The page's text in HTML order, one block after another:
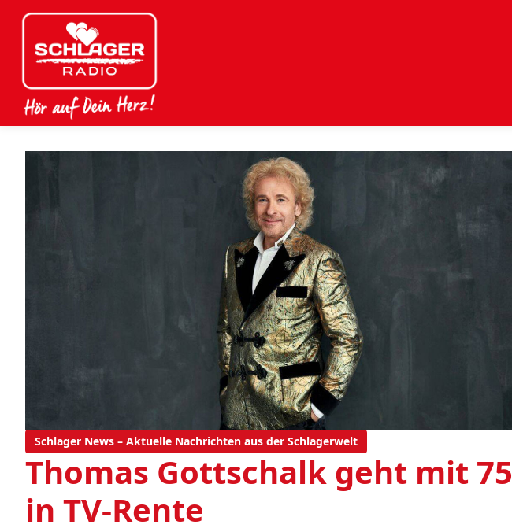
Schlager News – Aktuelle Nachrichten aus der Schlagerwelt
Thomas Gottschalk geht mit 75
in TV-Rente